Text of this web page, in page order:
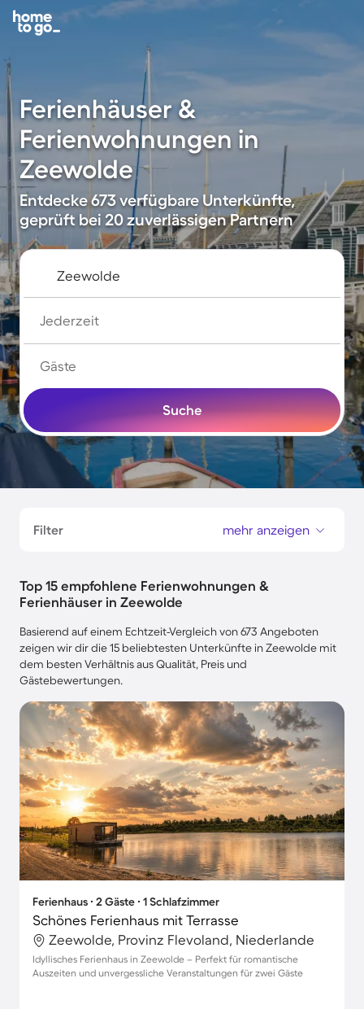
Ferienhäuser &
Ferienwohnungen in
Zeewolde
Entdecke 673 verfügbare Unterkünfte,
geprüft bei 20 zuverlässigen Partnern
Jederzeit
Gäste
Suche
Filter mehr anzeigen
Top 15 empfohlene Ferienwohnungen &
Ferienhäuser in Zeewolde
Basierend auf einem Echtzeit-Vergleich von 673 Angeboten
zeigen wir dir die 15 beliebtesten Unterkünfte in Zeewolde mit
dem besten Verhältnis aus Qualität, Preis und
Gästebewertungen.
Ferienhaus ∙ 2 Gäste ∙ 1 Schlafzimmer
Schönes Ferienhaus mit Terrasse
Zeewolde, Provinz Flevoland, Niederlande
Idyllisches Ferienhaus in Zeewolde – Perfekt für romantische
Auszeiten und unvergessliche Veranstaltungen für zwei Gäste